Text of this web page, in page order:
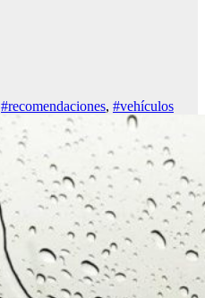
#recomendaciones, #vehículos